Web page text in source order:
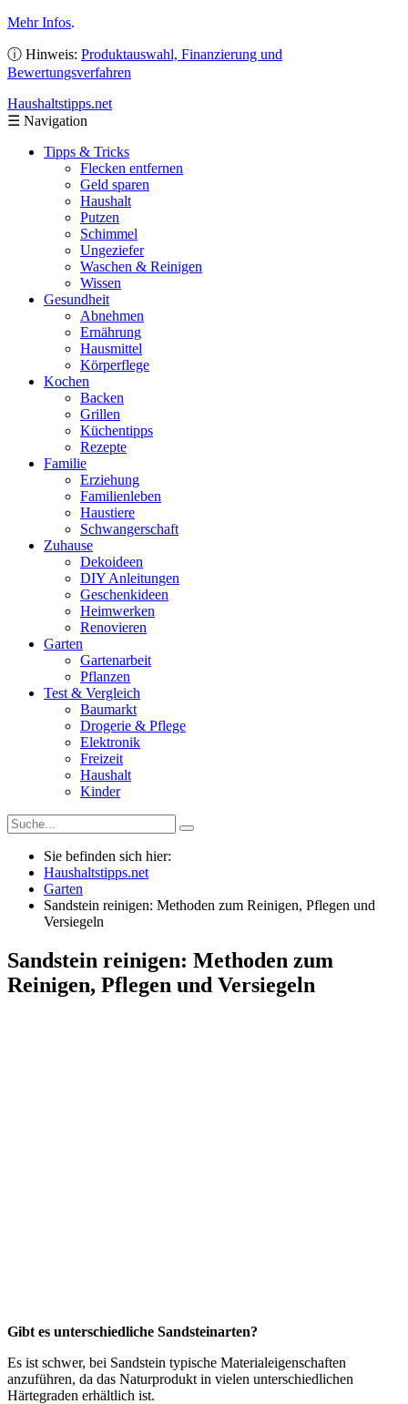
Mehr Infos.
ⓘ Hinweis: Produktauswahl, Finanzierung und
Bewertungsverfahren
Haushaltstipps.net
☰ Navigation
Tipps & Tricks
Flecken entfernen
Geld sparen
Haushalt
Putzen
Schimmel
Ungeziefer
Waschen & Reinigen
Wissen
Gesundheit
Abnehmen
Ernährung
Hausmittel
Körperflege
Kochen
Backen
Grillen
Küchentipps
Rezepte
Familie
Erziehung
Familienleben
Haustiere
Schwangerschaft
Zuhause
Dekoideen
DIY Anleitungen
Geschenkideen
Heimwerken
Renovieren
Garten
Gartenarbeit
Pflanzen
Test & Vergleich
Baumarkt
Drogerie & Pflege
Elektronik
Freizeit
Haushalt
Kinder
Sie befinden sich hier:
Haushaltstipps.net
Garten
Sandstein reinigen: Methoden zum Reinigen, Pflegen und
Versiegeln
Sandstein reinigen: Methoden zum
Reinigen, Pflegen und Versiegeln
Gibt es unterschiedliche Sandsteinarten?
Es ist schwer, bei Sandstein typische Materialeigenschaften
anzuführen, da das Naturprodukt in vielen unterschiedlichen
Härtegraden erhältlich ist.